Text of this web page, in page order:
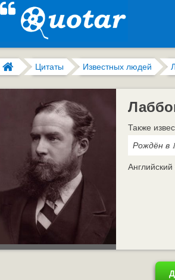
Цитаты Известных людей
Также
Рождён в